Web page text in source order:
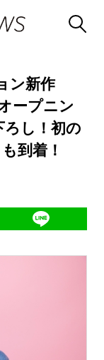
ン新作
ープニン
ろし！初の
到着！